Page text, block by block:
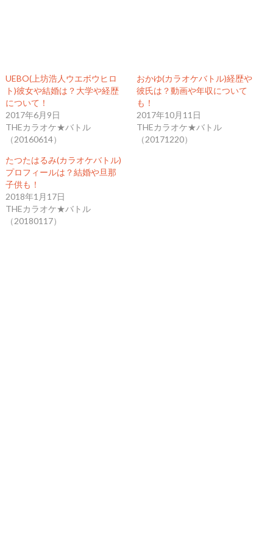
UEBO(上坊浩人ウエボウヒロ
ト)彼女や結婚は？大学や経歴
について！
2017年6月9日
THEカラオケ★バトル
（20160614）
おかゆ(カラオケバトル)経歴や
彼氏は？動画や年収について
も！
2017年10月11日
THEカラオケ★バトル
（20171220）
たつたはるみ(カラオケバトル)
プロフィールは？結婚や旦那
子供も！
2018年1月17日
THEカラオケ★バトル
（20180117）